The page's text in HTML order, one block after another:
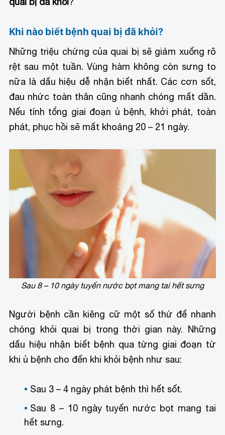
Khi nào biết bệnh quai bị đã khỏi?
Những triệu chứng của quai bị sẽ giảm xuống rõ
rệt sau một tuần. Vùng hàm không còn sưng to
nữa là dấu hiệu dễ nhận biết nhất. Các cơn sốt,
đau nhức toàn thân cũng nhanh chóng mất dần.
Nếu tính tổng giai đoạn ủ bệnh, khởi phát, toàn
phát, phục hồi sẽ mất khoảng 20 – 21 ngày.
Sau 8 – 10 ngày tuyến nước bọt mang tai hết sưng
Người bệnh cần kiêng cữ một số thứ để nhanh
chóng khỏi quai bị trong thời gian này. Những
dấu hiệu nhận biết bệnh qua từng giai đoạn từ
khi ủ bệnh cho đến khi khỏi bệnh như sau:
Sau 3 – 4 ngày phát bệnh thì hết sốt.
Sau 8 – 10 ngày tuyến nước bọt mang tai
hết sưng.